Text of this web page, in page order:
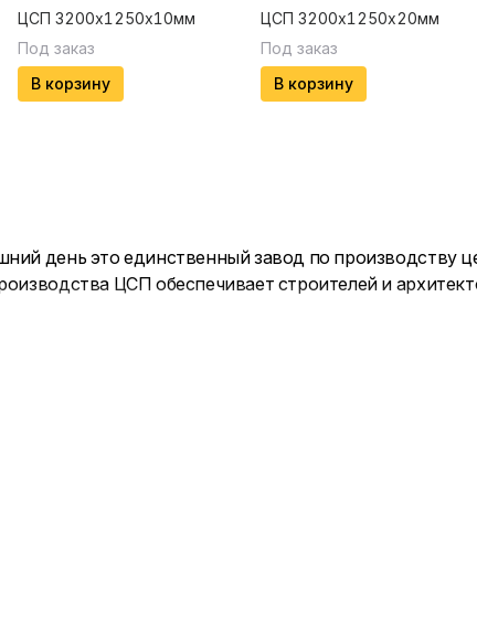
ЦСП 3200х1250х10мм
Под заказ
В корзину
ЦСП 3200х1250х20мм
Под заказ
В корзину
день это единственный завод по
ЦСП обеспечивает строителей и
ведущих предприятий лесопромышленного